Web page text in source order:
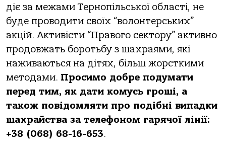
діє за межами Тернопільської області, не
буде проводити своїх “волонтерських”
акцій. Активісти “Правого сектору” активно
продовжать боротьбу з шахраями, які
наживаються на дітях, більш жорсткими
методами. Просимо добре подумати
перед тим, як дати комусь гроші, а
також повідомляти про подібні випадки
шахрайства за телефоном гарячої лінії:
+38 (068) 68-16-653.